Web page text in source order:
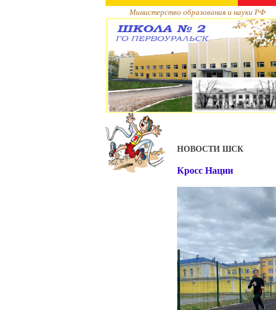
Министерство образования и науки РФ
НОВОСТИ ШСК
Кросс Нации